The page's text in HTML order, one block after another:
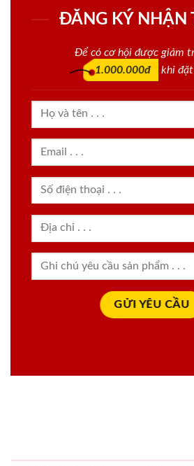
ĐĂNG KÝ NHẬN
Để có cơ hội được giảm
1.000.000đ
khi